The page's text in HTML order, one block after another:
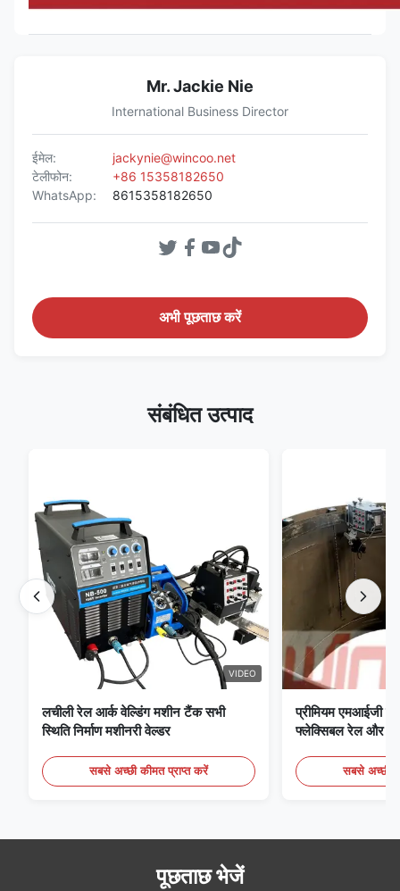
Mr. Jackie Nie
International Business Director
ईमेल:
jackynie@wincoo.net
टेलीफोन:
+86 15358182650
WhatsApp:
8615358182650
अभी पूछताछ करें
संबंधित उत्पाद
VIDEO
लचीली रेल आर्क वेल्डिंग मशीन टैंक सभी
स्थिति निर्माण मशीनरी वेल्डर
सबसे अच्छी कीमत प्राप्त करें
प्रीमियम एमआईजी
फ्लेक्सिबल रेल और
सबसे अच्छी
पूछताछ भेजें